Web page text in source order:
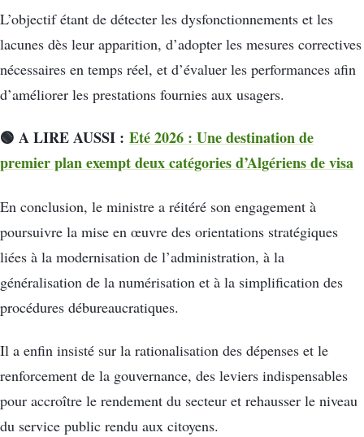
L’objectif étant de détecter les dysfonctionnements et les
lacunes dès leur apparition, d’adopter les mesures correctives
nécessaires en temps réel, et d’évaluer les performances afin
d’améliorer les prestations fournies aux usagers.
🟢 A LIRE AUSSI : Eté 2026 : Une destination de
premier plan exempt deux catégories d’Algériens de visa
En conclusion, le ministre a réitéré son engagement à
poursuivre la mise en œuvre des orientations stratégiques
liées à la modernisation de l’administration, à la
généralisation de la numérisation et à la simplification des
procédures débureaucratiques.
Il a enfin insisté sur la rationalisation des dépenses et le
renforcement de la gouvernance, des leviers indispensables
pour accroître le rendement du secteur et rehausser le niveau
du service public rendu aux citoyens.